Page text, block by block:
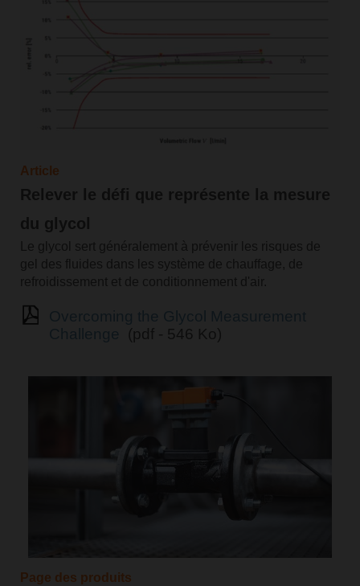
Article
Relever le défi que représente la mesure
du glycol
Le glycol sert généralement à prévenir les risques de
gel des fluides dans les système de chauffage, de
refroidissement et de conditionnement d'air.
(pdf - 546 Ko)
Page des produits